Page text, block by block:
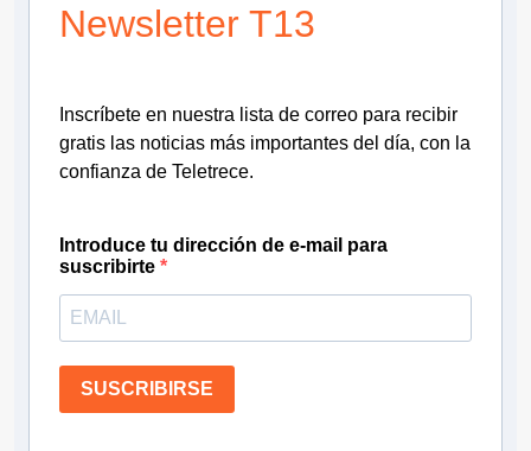
Newsletter T13
Inscríbete en nuestra lista de correo para recibir
gratis las noticias más importantes del día, con la
confianza de Teletrece.
Introduce tu dirección de e-mail para
suscribirte
SUSCRIBIRSE